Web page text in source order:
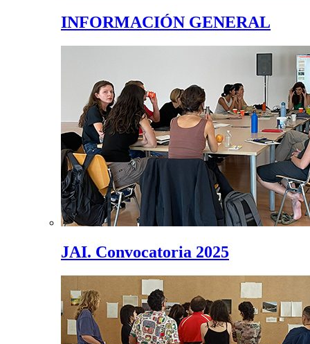
INFORMACIÓN GENERAL
JAI. Convocatoria 2025